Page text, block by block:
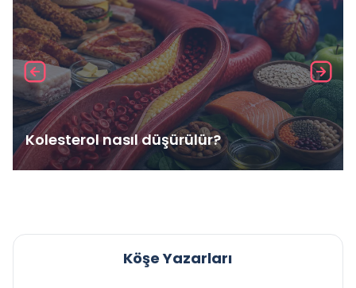
Kolesterol nasıl düşürülür?
Köşe Yazarları